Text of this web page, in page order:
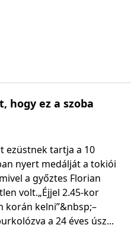
hogy ez a szoba
ezüstnek tartja a 10
nyert medálját a tokiói
a győztes Florian
volt.„Éjjel 2.45-kor
korán kelni”&nbsp;–
a 24 éves úsz...